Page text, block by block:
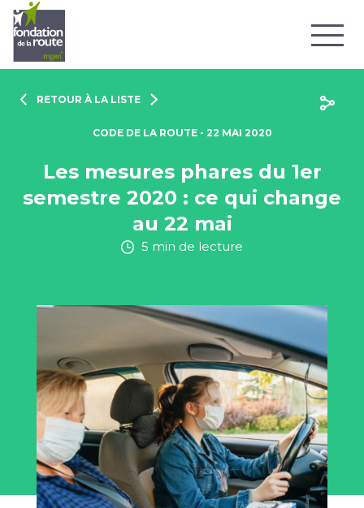
RETOUR À LA LISTE
CODE DE LA ROUTE - 22 MAI 2020
Les mesures phares du 1er
semestre 2020 : ce qui change
au 22 mai
5 min de lecture